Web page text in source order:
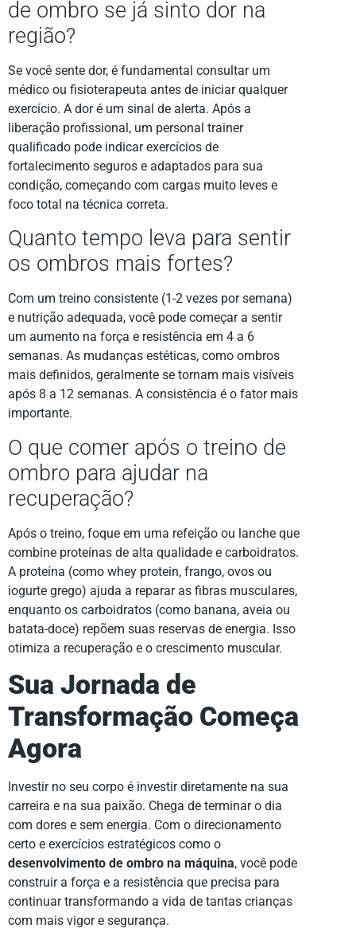
de ombro se já sinto dor na
região?
Se você sente dor, é fundamental consultar um
médico ou fisioterapeuta antes de iniciar qualquer
exercício. A dor é um sinal de alerta. Após a
liberação profissional, um personal trainer
qualificado pode indicar exercícios de
fortalecimento seguros e adaptados para sua
condição, começando com cargas muito leves e
foco total na técnica correta.
Quanto tempo leva para sentir
os ombros mais fortes?
Com um treino consistente (1-2 vezes por semana)
e nutrição adequada, você pode começar a sentir
um aumento na força e resistência em 4 a 6
semanas. As mudanças estéticas, como ombros
mais definidos, geralmente se tornam mais visíveis
após 8 a 12 semanas. A consistência é o fator mais
importante.
O que comer após o treino de
ombro para ajudar na
recuperação?
Após o treino, foque em uma refeição ou lanche que
combine proteínas de alta qualidade e carboidratos.
A proteína (como whey protein, frango, ovos ou
iogurte grego) ajuda a reparar as fibras musculares,
enquanto os carboidratos (como banana, aveia ou
batata-doce) repõem suas reservas de energia. Isso
otimiza a recuperação e o crescimento muscular.
Sua Jornada de
Transformação Começa
Agora
Investir no seu corpo é investir diretamente na sua
carreira e na sua paixão. Chega de terminar o dia
com dores e sem energia. Com o direcionamento
certo e exercícios estratégicos como o
desenvolvimento de ombro na máquina, você pode
construir a força e a resistência que precisa para
continuar transformando a vida de tantas crianças
com mais vigor e segurança.